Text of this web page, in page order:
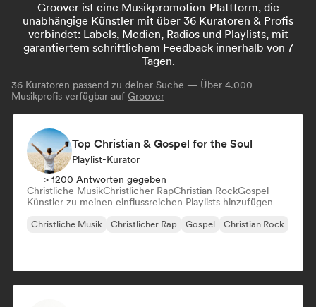
Groover ist eine Musikpromotion-Plattform, die
unabhängige Künstler mit über 36 Kuratoren & Profis
verbindet: Labels, Medien, Radios und Playlists, mit
garantiertem schriftlichem Feedback innerhalb von 7
Tagen.
36 Kuratoren passend zu deiner Suche — Über 4.000
Musikprofis verfügbar auf Groover
Top Christian & Gospel for the Soul
Playlist-Kurator
> 1200 Antworten gegeben
Christliche MusikChristlicher RapChristian RockGospel
Künstler zu meinen einflussreichen Playlists hinzufügen
Christliche Musik Christlicher Rap Gospel Christian Rock